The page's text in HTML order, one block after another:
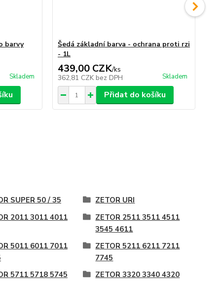
barvy
Skladem
Šedá základní barva - ochrana proti rzi
- 1L
439,00 CZK/ks
362,81 CZK bez DPH Skladem
Přidat do košíku
SUPER 50 / 35
ZETOR URI
2011 3011 4011
ZETOR 2511 3511 4511
3545 4611
5011 6011 7011
ZETOR 5211 6211 7211
7745
5711 5718 5745
ZETOR 3320 3340 4320